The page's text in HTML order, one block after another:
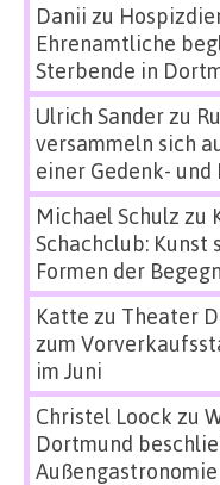
Danii zu
Ehrenamtliche
Sterbende in
Ulrich Sanderzu
versammeln sich
einer Gedenk- und
Michael Schulz zu
Schachclub: Kunst
Formen der
Katte zu Theater
zum
im Juni
Christel Loock zu
Dortmund
Außengastronomie